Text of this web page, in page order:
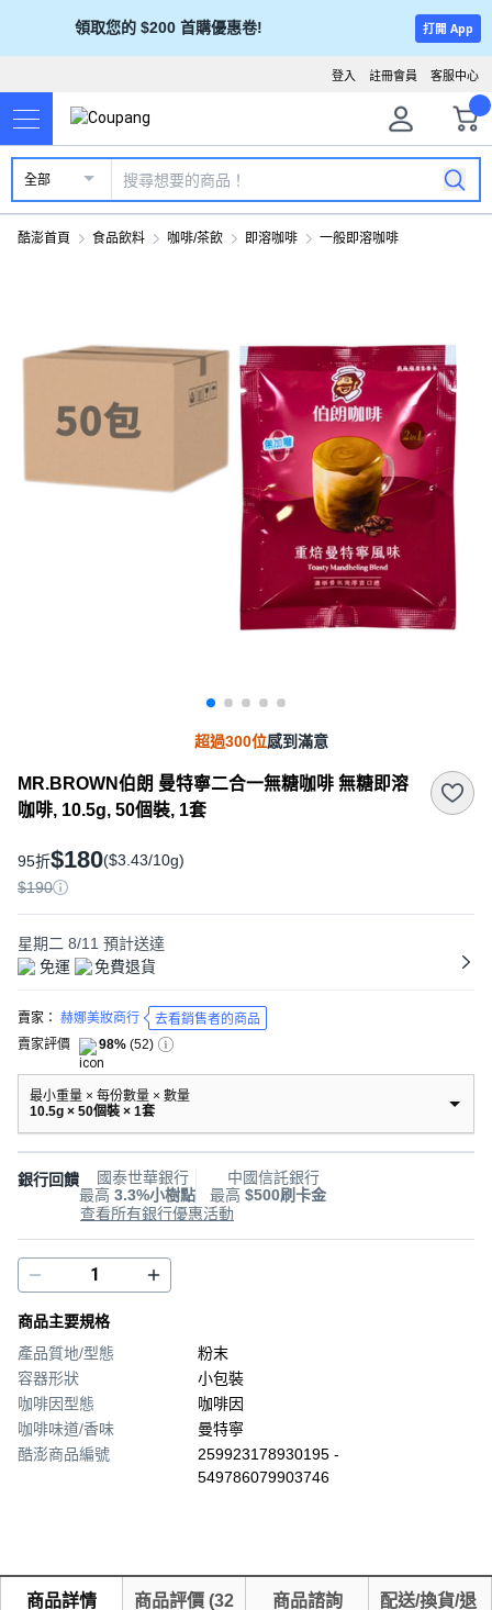
領取您的 $200 首購優惠卷! 打開 App
客服中心
註冊會員
登入
全部
酷澎首頁 食品飲料 咖啡/茶飲 即溶咖啡 一般即溶咖啡
超過300位感到滿意
MR.BROWN伯朗 曼特寧二合一無糖咖啡 無糖即溶
咖啡, 10.5g, 50個裝, 1套
95折$180($3.43/10g)
$190
星期二 8/11 預計送達
免運
免費退貨
賣家： 赫娜美妝商行
去看銷售者的商品
賣家評價
98% (52)
最小重量 × 每份數量 × 數量
10.5g × 50個裝 × 1套
銀行回饋
國泰世華銀行
最高 3.3%小樹點
中國信託銀行
最高 $500刷卡金
查看所有銀行優惠活動
商品主要規格
產品質地/型態
粉末
容器形狀
小包裝
咖啡因型態
咖啡因
咖啡味道/香味
曼特寧
酷澎商品編號
259923178930195 -
549786079903746
商品詳情 商品評價 (32
商品諮詢
配送/換貨/退